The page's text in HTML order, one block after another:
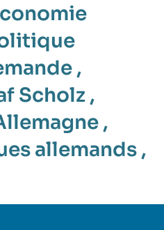
,
Scholz ,
,
allemands ,